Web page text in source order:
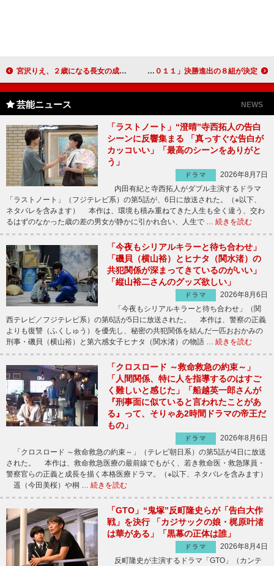
宮沢りえ、２歳になる長女の成長ぶり語る ２人目は「できたらできたでいいなと思う」 ＴＫＯ木下、「優勝できなかったら松竹を辞める」 「キングオブコント２０１１」決勝進出の８組が決定
芸能ニュース NEWS
「ラストノート」“澄晴”寺西拓人の告白
シーンに反響集まる 「真っすぐな告白が
カッコいい」「最高のシーンをありがと
う」
ドラマ
2026年8月7日
内田有紀と寺西拓人がダブル主演するドラマ
「ラストノート」（フジテレビ系）の第5話が、6日に放送された。（※以下、
ネタバレを含みます） 本作は、環境も積み重ねてきた人生も全く違う、交わ
るはずのなかった歳の差の男女が静かに引かれ合い、人生で … 続きを読む
「今夜もシリアルキラーと待ち合わせ」
「磯貝（横山裕）とヒナタ（関水渚）の
共犯関係が深まってきているのがいい」
「縦山裕二さんのグッズ欲しい」
ドラマ
2026年8月6日
「今夜もシリアルキラーと待ち合わせ」（関
西テレビ／フジテレビ系）の第6話が5日に放送された。 本作は、警察の正義
よりも復讐（ふくしゅう）を優先し、秘密の共犯関係を結んだ一匹おおかみの
刑事・磯貝（横山裕）と第六感女子ヒナタ（関水渚）の物語 … 続きを読む
「クロスロード ～救命救急の約束～」
「人間関係、特に人を指導するのはすご
く難しいと感じた」「船越英一郎さんが
『刑事面に似ていると言われたことがあ
る』って、そりゃあ2時間ドラマの帝王だ
もの」
ドラマ
2026年8月6日
「クロスロード ～救命救急の約束～」（テレビ朝日系）の第5話が4日に放送
された。 本作は、救命救急医療の最前線でもがく、若き救命医・救急隊員・
警察官らの正義と成長を描く本格医療ドラマ。（※以下、ネタバレを含みます）
遥（今田美桜）や桐 … 続きを読む
「GTO」“鬼塚”反町隆史らが「告白大作
戦」を決行 「カジサックの娘・梶原叶渚
は華がある」「黒幕の正体は誰」
ドラマ
2026年8月4日
反町隆史が主演するドラマ「GTO」（カンテ